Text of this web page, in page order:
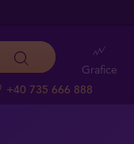
+40 735 666 888
Grafice